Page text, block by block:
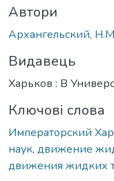
Автори
Архангельский,
Видавець
Харьков : В
Ключові слова
Императорский
наук, движение
движения жидких